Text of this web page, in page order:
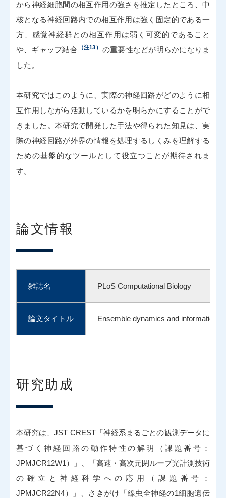
から神経細胞間の相互作用の強さを推定したところ、中
核となる神経回路内での相互作用は強く固定的である一
方、感覚神経群との相互作用は弱く可変的であること
や、ギャップ結合
（注13）
の重要性などが明らかになりま
した。
本研究ではこのように、実際の神経回路がどのように相
互作用しながら活動しているかを明らかにすることがで
きました。本研究で開発した手法や得られた知見は、実
際の神経回路が外界の情報を処理するしくみを理解する
ための基盤的なツールとして役立つことが期待されま
す。
論文情報
雑誌名 PLoS Computational Biology
論文タイトル Ensemble dynamics and information
DOI番号
研究助成
本研究は、JST CREST「神経系まるごとの観測データに
基づく神経回路の動作特性の解明（課題番号：
JPMJCR12W1）」、「高速・高次元閉ループ光計測技術
の確立と神経科学への応用（課題番号：
JPMJCR22N4）」、さきがけ「線虫全神経の1細胞遺伝